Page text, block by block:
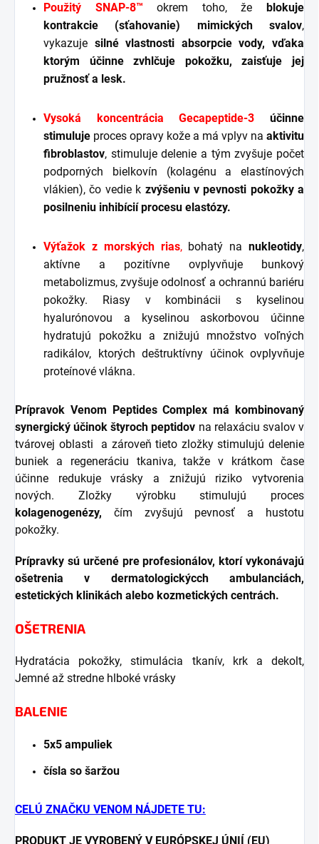
Použitý SNAP-8™ okrem toho, že
blokuje
kontrakcie (sťahovanie) mimických svalov,
vykazuje silné vlastnosti absorpcie vody, vďaka
ktorým účinne zvhlčuje pokožku, zaisťuje jej
pružnosť a lesk.
Vysoká koncentrácia Gecapeptide-3
účinne
stimuluje proces opravy kože a má vplyv na aktivitu
fibroblastov, stimuluje delenie a tým zvyšuje počet
podporných bielkovín (kolagénu a elastínových
vlákien), čo vedie k zvýšeniu v pevnosti pokožky a
posilneniu inhibícií procesu elastózy.
Výťažok z morských rias,bohatý na nukleotidy,
aktívne a pozitívne ovplyvňuje bunkový
metabolizmus, zvyšuje odolnosť a ochrannú bariéru
pokožky. Riasy v kombinácii s kyselinou
hyalurónovou a kyselinou askorbovou účinne
hydratujú pokožku a znižujú množstvo voľných
radikálov, ktorých deštruktívny účinok ovplyvňuje
proteínové vlákna.
Prípravok Venom Peptides Complex má kombinovaný
synergický účinok štyroch peptidov na relaxáciu svalov v
tvárovej oblasti a zároveň tieto zložky stimulujú delenie
buniek a regeneráciu tkaniva, takže v krátkom čase
účinne redukuje vrásky a znižujú riziko vytvorenia
nových. Zložky výrobku stimulujú proces
kolagenogenézy, čím zvyšujú pevnosť a hustotu
pokožky.
Prípravky sú určené pre profesionálov, ktorí vykonávajú
ošetrenia v dermatologickýcch ambulanciách,
estetických klinikách alebo kozmetických centrách.
OŠETRENIA
Hydratácia pokožky, stimulácia tkanív, krk a dekolt,
Jemné až stredne hlboké vrásky
BALENIE
5x5 ampuliek
čísla so šaržou
CELÚ ZNAČKU VENOM NÁJDETE TU:
PRODUKT JE VYROBENÝ V EURÓPSKEJ ÚNIÍ (EU)